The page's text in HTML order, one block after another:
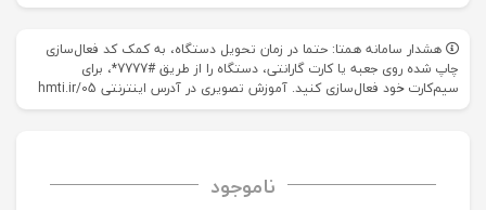
هشدار سامانه همتا: حتما در زمان تحویل دستگاه، به کمک کد فعال‌سازی
چاپ شده روی جعبه یا کارت گارانتی، دستگاه را از طریق #7777*، برای
سیم‌کارت خود فعال‌سازی کنید. آموزش تصویری در آدرس اینترنتی hmti.ir/05
ناموجود